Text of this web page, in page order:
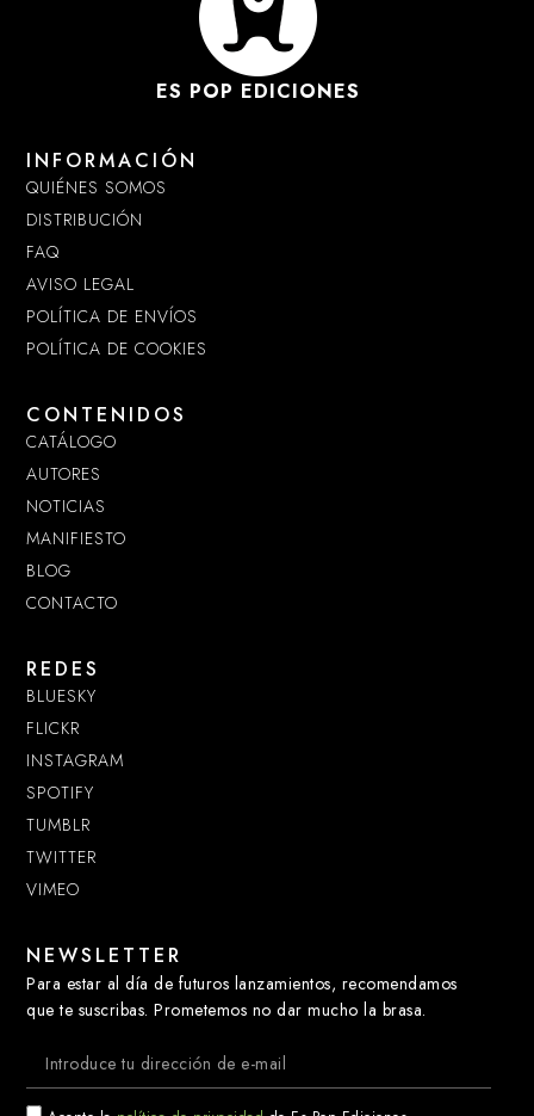
ES POP EDICIONES
INFORMACIÓN
QUIÉNES SOMOS
DISTRIBUCIÓN
FAQ
AVISO LEGAL
POLÍTICA DE ENVÍOS
POLÍTICA DE COOKIES
CONTENIDOS
CATÁLOGO
AUTORES
NOTICIAS
MANIFIESTO
BLOG
CONTACTO
REDES
BLUESKY
FLICKR
INSTAGRAM
SPOTIFY
TUMBLR
TWITTER
VIMEO
NEWSLETTER
Para estar al día de futuros lanzamientos, recomendamos
que te suscribas. Prometemos no dar mucho la brasa.